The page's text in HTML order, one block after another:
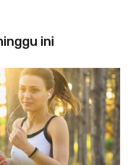
ini